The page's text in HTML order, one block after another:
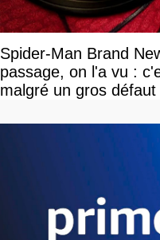
Spider-Man Brand
passage, on l'a vu :
malgré un gros défaut